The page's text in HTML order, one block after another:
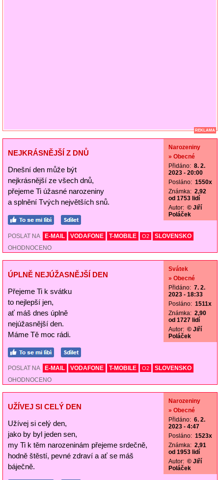
REKLAMA
NEJKRÁSNĚJŠÍ Z DNŮ
Dnešní den může být
nejkrásnější ze všech dnů,
přejeme Ti úžasné narozeniny
a splnění Tvých největších snů.
Narozeniny
» Obecné
Přidáno: 8. 2.
2023 - 20:00
Posláno: 1550x
Známka: 2,92
od 1753 lidí
Autor: © Jiří
Poláček
POSLAT NA E-MAIL VODAFONE T-MOBILE O2
SLOVENSKO
OHODNOCENO
ÚPLNĚ NEJÚŽASNĚJŠÍ DEN
Přejeme Ti k svátku
to nejlepší jen,
ať máš dnes úplně
nejúžasnější den.
Máme Tě moc rádi.
Svátek
» Obecné
Přidáno: 7. 2.
2023 - 18:33
Posláno: 1511x
Známka: 2,90
od 1727 lidí
Autor: © Jiří
Poláček
POSLAT NA E-MAIL VODAFONE T-MOBILE O2
SLOVENSKO
OHODNOCENO
UŽÍVEJ SI CELÝ DEN
Užívej si celý den,
jako by byl jeden sen,
my Ti k těm narozeninám přejeme srdečně,
hodně štěstí, pevné zdraví a ať se máš
báječně.
Narozeniny
» Obecné
Přidáno: 6. 2.
2023 - 4:47
Posláno: 1523x
Známka: 2,91
od 1953 lidí
Autor: © Jiří
Poláček